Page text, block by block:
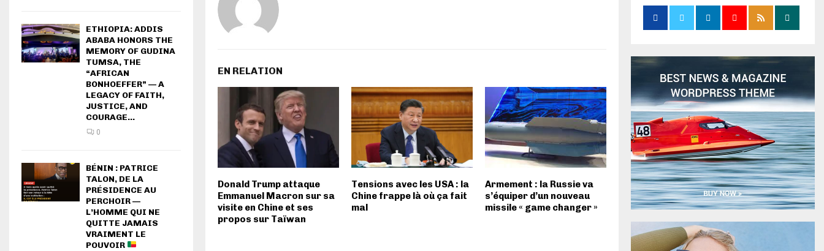
EN RELATION
Donald Trump attaque
Emmanuel Macron sur sa
visite en Chine et ses
propos sur Taïwan
Tensions avec les USA : la
Chine frappe là où ça fait
mal
Armement : la Russie va
s’équiper d’un nouveau
missile « game changer »
ETHIOPIA: ADDIS
ABABA HONORS THE
MEMORY OF GUDINA
TUMSA, THE
“AFRICAN
BONHOEFFER” — A
LEGACY OF FAITH,
JUSTICE, AND
COURAGE...
0
BÉNIN : PATRICE
TALON, DE LA
PRÉSIDENCE AU
PERCHOIR —
L’HOMME QUI NE
QUITTE JAMAIS
VRAIMENT LE
POUVOIR